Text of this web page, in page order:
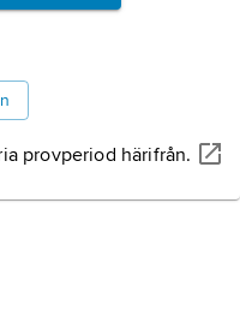
provperiod härifrån.